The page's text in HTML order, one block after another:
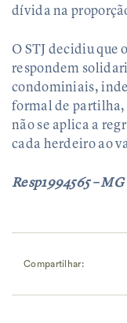
dívida na
O STJ decidiu que
respondem
condominiais,
formal de partilha,
não se aplica a
cada herdeiro ao
Resp1994565 – MG
Compartilhar: